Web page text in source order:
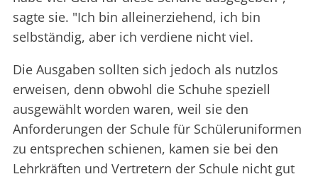
sagte sie. "Ich bin alleinerziehend, ich bin
selbständig, aber ich verdiene nicht viel.
Die Ausgaben sollten sich jedoch als nutzlos
erweisen, denn obwohl die Schuhe speziell
ausgewählt worden waren, weil sie den
Anforderungen der Schule für Schüleruniformen
zu entsprechen schienen, kamen sie bei den
Lehrkräften und Vertretern der Schule nicht gut